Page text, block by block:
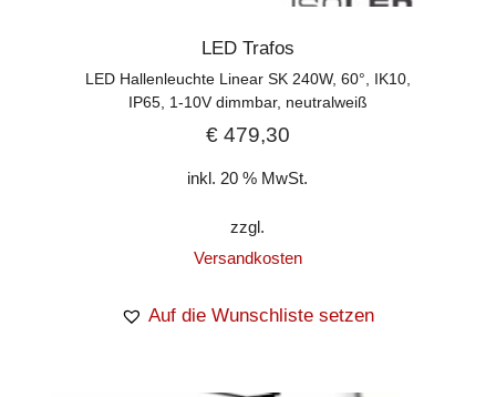
LED Trafos
LED Hallenleuchte Linear SK 240W, 60°, IK10,
IP65, 1-10V dimmbar, neutralweiß
€479,30
inkl. 20 % MwSt.
zzgl.
Versandkosten
Auf die Wunschliste setzen